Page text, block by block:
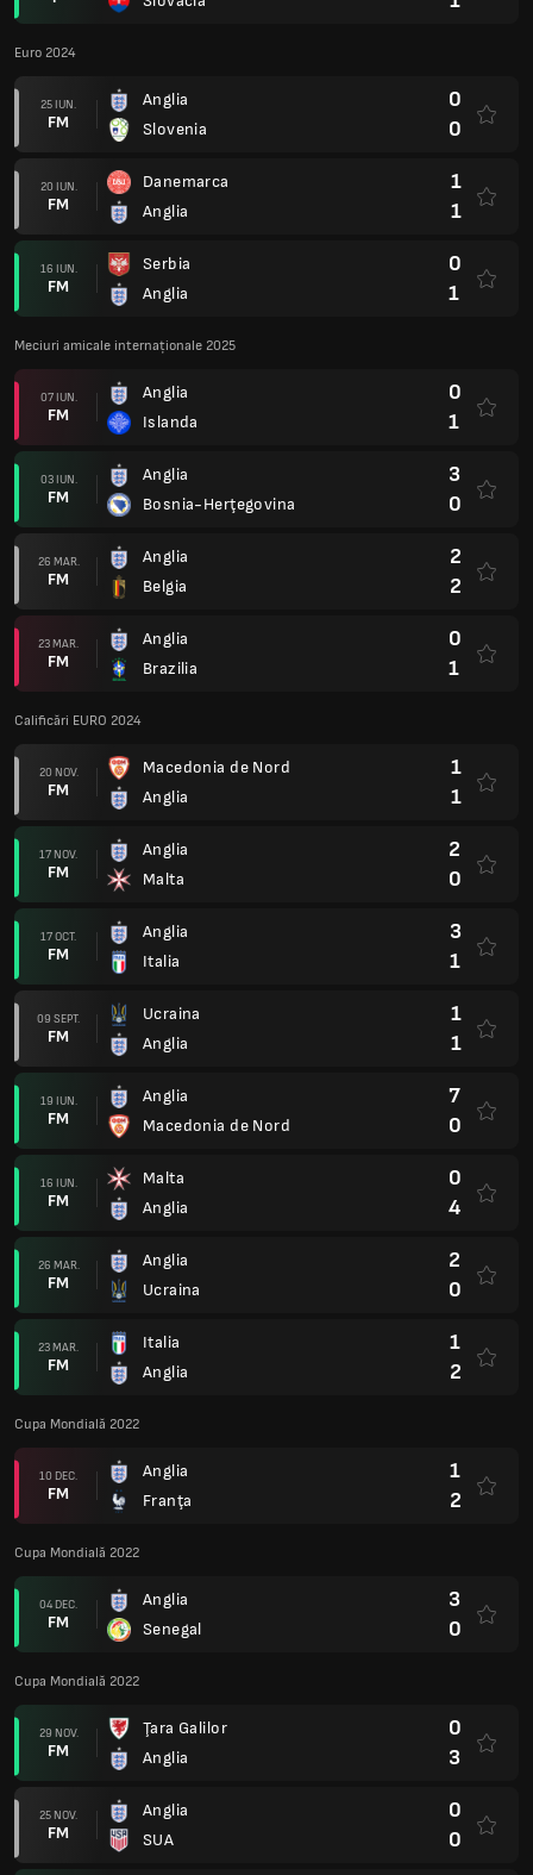
Euro 2024
25 IUN.
FM
Anglia
Slovenia
0
0
20 IUN.
FM
Danemarca
Anglia
1
1
16 IUN.
FM
Serbia
Anglia
0
1
Meciuri amicale internaționale 2025
07 IUN.
FM
Anglia
Islanda
0
1
03 IUN.
FM
Anglia
Bosnia-Herţegovina
3
0
26 MAR.
FM
Anglia
Belgia
2
2
23 MAR.
FM
Anglia
Brazilia
0
1
Calificări EURO 2024
20 NOV.
FM
Macedonia de Nord
Anglia
1
1
17 NOV.
FM
Anglia
Malta
2
0
17 OCT.
FM
Anglia
Italia
3
1
09 SEPT.
FM
Ucraina
Anglia
1
1
19 IUN.
FM
Anglia
Macedonia de Nord
7
0
16 IUN.
FM
Malta
Anglia
0
4
26 MAR.
FM
Anglia
Ucraina
2
0
23 MAR.
FM
Italia
Anglia
1
2
Cupa Mondială 2022
10 DEC.
FM
Anglia
Franţa
1
2
Cupa Mondială 2022
04 DEC.
FM
Anglia
Senegal
3
0
Cupa Mondială 2022
29 NOV.
FM
Ţara Galilor
Anglia
0
3
25 NOV.
FM
Anglia
SUA
0
0